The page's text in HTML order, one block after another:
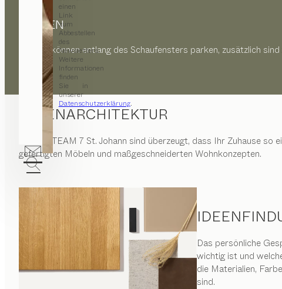
einen
Link
zum
Abbestellen
des
Newsletters.
Weitere
Informationen
finden
Sie in
unserer
Datenschutzerklärung.
PARKEN
Kunden können entlang des Schaufensters parken, zusätzlich
INNENARCHITEKTUR
TEAM 7 St. Johann sind überzeugt, dass Ihr Zuhause so
gefertigten Möbeln und maßgeschneiderten Wohnkonzepten.
Das persönliche
wichtig ist und
die Materialien,
sind.